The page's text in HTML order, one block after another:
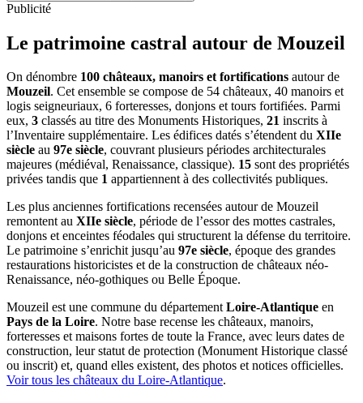
Publicité
Le patrimoine castral autour de Mouzeil
On dénombre 100 châteaux, manoirs et fortifications autour de
Mouzeil. Cet ensemble se compose de 54 châteaux, 40 manoirs et
logis seigneuriaux, 6 forteresses, donjons et tours fortifiées. Parmi
eux, 3 classés au titre des Monuments Historiques, 21 inscrits à
l’Inventaire supplémentaire. Les édifices datés s’étendent du XIIe
siècle au 97e siècle, couvrant plusieurs périodes architecturales
majeures (médiéval, Renaissance, classique). 15 sont des propriétés
privées tandis que 1 appartiennent à des collectivités publiques.
Les plus anciennes fortifications recensées autour de Mouzeil
remontent au XIIe siècle, période de l’essor des mottes castrales,
donjons et enceintes féodales qui structurent la défense du territoire.
Le patrimoine s’enrichit jusqu’au 97e siècle, époque des grandes
restaurations historicistes et de la construction de châteaux néo-
Renaissance, néo-gothiques ou Belle Époque.
Mouzeil est une commune du départementLoire-Atlantique en
Pays de la Loire. Notre base recense les châteaux, manoirs,
forteresses et maisons fortes de toute la France, avec leurs dates de
construction, leur statut de protection (Monument Historique classé
ou inscrit) et, quand elles existent, des photos et notices officielles.
Voir tous les châteaux du Loire-Atlantique.